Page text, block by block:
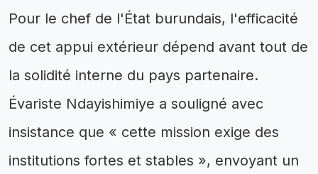
Pour le chef de l'État burundais, l'efficacité
de cet appui extérieur dépend avant tout de
la solidité interne du pays partenaire.
Évariste Ndayishimiye a souligné avec
insistance que « cette mission exige des
institutions fortes et stables », envoyant un